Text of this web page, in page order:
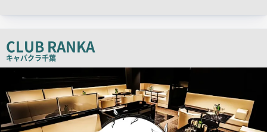
ピ
ー
CLUB RANKA
キャバクラ千葉
店
画
像